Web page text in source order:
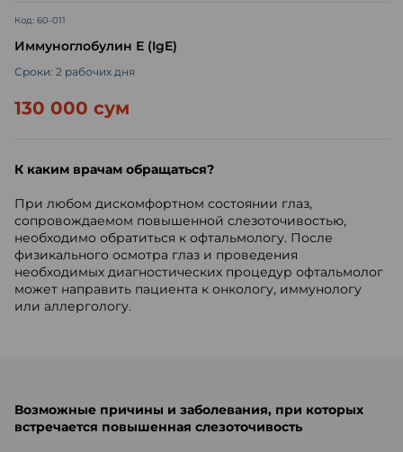
Код: 60-011
Иммуноглобулин Е (IgE)
Сроки: 2 рабочих дня
130 000 сум
К каким врачам обращаться?
При любом дискомфортном состоянии глаз,
сопровождаемом повышенной слезоточивостью,
необходимо обратиться к офтальмологу. После
физикального осмотра глаз и проведения
необходимых диагностических процедур офтальмолог
может направить пациента к онкологу, иммунологу
или аллергологу.
Возможные причины и заболевания, при которых
встречается повышенная слезоточивость